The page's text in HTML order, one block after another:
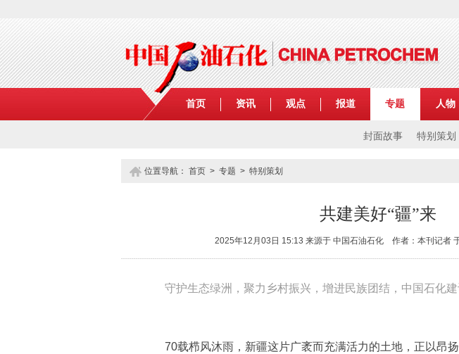
首页 资讯 观点 报道 专题
封面故事 特别策划
人物
位置导航： 首页 > 专题 > 特别策划
共建美好“疆”来
2025年12月03日 15:13 来源于 中国石油石化 作者：本刊记
守护生态绿洲，聚力乡村振兴，增进民族团结，中国石化建
70载栉风沐雨，新疆这片广袤而充满活力的土地，正以昂扬